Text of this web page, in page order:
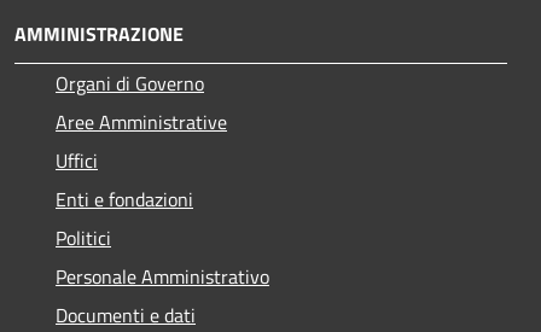
AMMINISTRAZIONE
Organi di Governo
Aree Amministrative
Uffici
Enti e fondazioni
Politici
Personale Amministrativo
Documenti e dati